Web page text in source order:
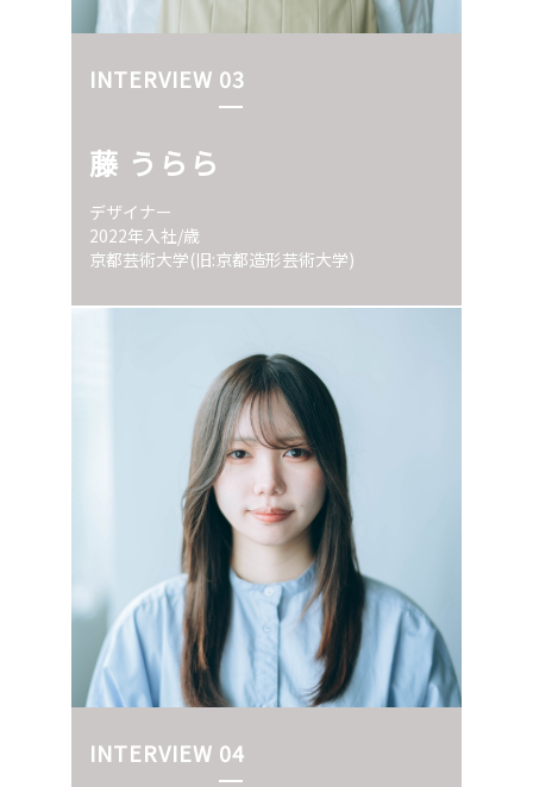
INTERVIEW 03
藤 うらら
デザイナー
2022年入社/歳
京都芸術大学(旧:京都造形芸術大学)
INTERVIEW 04